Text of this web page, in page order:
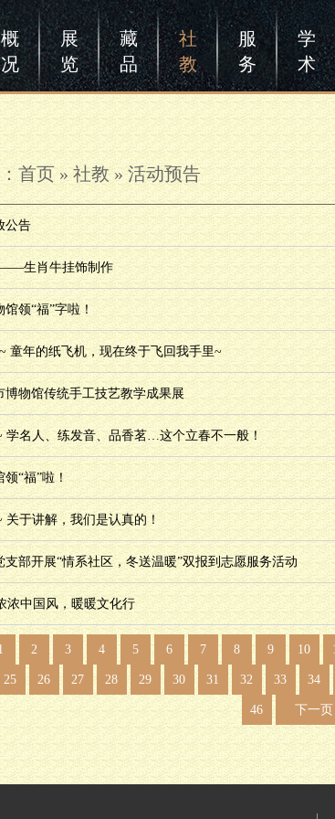
概
况
展
览
藏
品
社
教
服
务
学
术
首页 » 社教»活动预告
公告
——生肖牛挂饰制作
领“福”字啦！
童年的纸飞机，现在终于飞回我手里~
物馆传统手工技艺教学成果展
学名人、练发音、品香茗…这个立春不一般！
“福”啦！
关于讲解，我们是认真的！
部开展“情系社区，冬送温暖”双报到志愿服务活动
浓中国风，暖暖文化行
2 3 4 5 6 7 8 9 10
25 26 27 28 29 30 31 32 33 34
46 下一页